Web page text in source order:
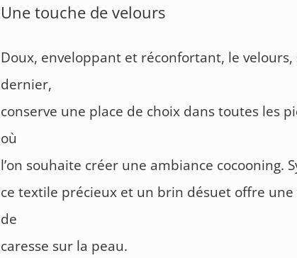
Une touche de velours
Doux, enveloppant et réconfortant, le velours,
dernier,
conserve une place de choix dans toutes les
où
l’on souhaite créer une ambiance cocooning.
ce textile précieux et un brin désuet offre
de
caresse sur la peau.